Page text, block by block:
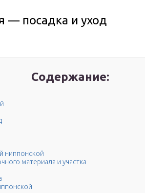
— посадка и уход
Содержание:
ниппонской
материала и участка